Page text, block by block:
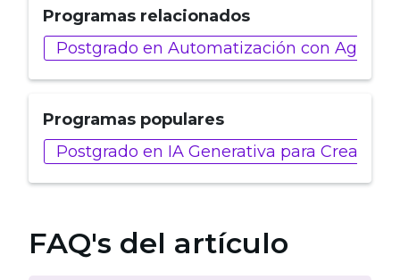
Programas relacionados
Postgrado en Automatización con
Programas populares
Postgrado en IA Generativa para
FAQ's del artículo